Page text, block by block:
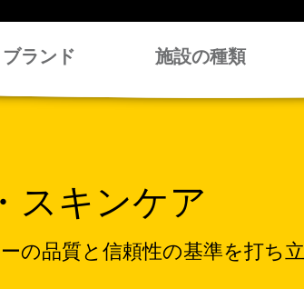
ブランド 施設の種類
スキンケア
の品質と信頼性の基準を打ち